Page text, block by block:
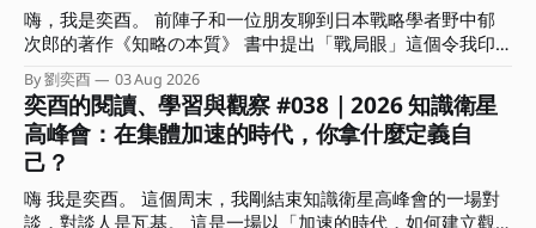
嗨，我是奕酉。 前陣子和一位朋友聊到日本戰略學者野中郁
次郎的著作《知略の本質》 書中提出「戰局眼」這個令我印
象深刻的概念。作者分析歷史上許多以弱勝強的逆轉戰事，發
現頂尖指揮官能擺脫消耗戰，關鍵不在於盲目的執行力，而是
在混沌中能瞬間看穿局勢、找到破局點的洞察力。 書中也指
出，真正具備戰局眼的指揮官在關鍵時刻的決策有兩個關鍵：
一｜懂得捨棄。明白哪些局部利益能放棄，以換取整體戰局的
空間與時間。 二｜精準的時機感。知道何時該蓄力、何時該
果斷傾全力下注。 這讓我聯想到，這不正是多數人在面對競
By 劉奕酉 03 Aug 2026
奕酉的閱讀、學習與觀察 #038｜2026 知識衛星
高峰會：在集體加速的時代，你拿什麼定義自
己？
嗨 我是奕酉。 這個周末，我剛結束知識衛星高峰會的一場對
談，對談人是瓦基。 這是一場以「加速的時代，如何建立觀